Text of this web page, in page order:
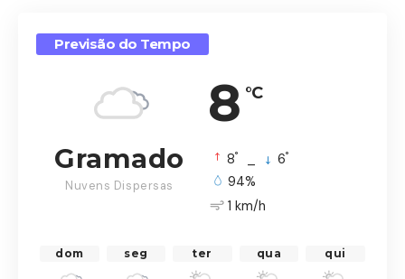
Previsão do Tempo
8 °C
Gramado
Nuvens Dispersas
8° 6°
94%
1 km/h
dom seg ter qua qui